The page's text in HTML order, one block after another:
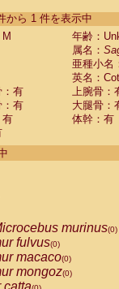
labiatus(0)
leucopus (0)
nigricollis (0)
oedipus
weddelli
spp.
(0)
(0)
(0)
(0)
から 1 件を表示中
年齢：
属名：
亜種小名
英名：
：有
上腕骨：
：有
大腿骨：
有
体幹：有
murinus(0)
fulvus(0)
macaco(0)
mongoz(0)
catta